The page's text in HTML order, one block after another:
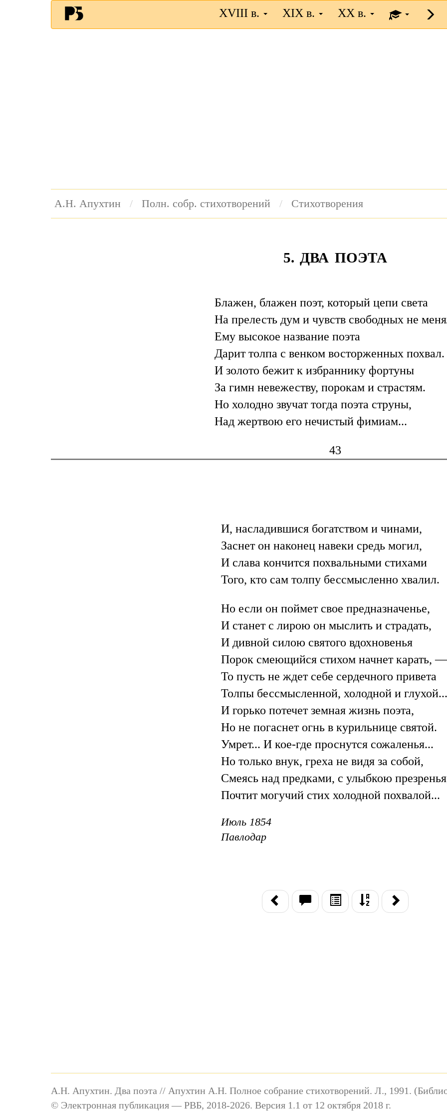
XVIII в. XIX в. XX в.
А.Н. Апухтин Полн. собр. стихотворений Стихотворения
5. ДВА ПОЭТА
Блажен, блажен поэт, который цепи света
На прелесть дум и чувств свободных не
Ему высокое название поэта
Дарит толпа с венком восторженных похвал.
И золото бежит к избраннику фортуны
За гимн невежеству, порокам и страстям.
Но холодно звучат тогда поэта струны,
Над жертвою его нечистый фимиам...
43
И, насладившися богатством и чинами,
Заснет он наконец навеки средь могил,
И слава кончится похвальными стихами
Того, кто сам толпу бессмысленно хвалил.
Но если он поймет свое предназначенье,
И станет с лирою он мыслить и страдать,
И дивной силою святого вдохновенья
Порок смеющийся стихом начнет карать, —
То пусть не ждет себе сердечного привета
Толпы бессмысленной, холодной и глухой...
И горько потечет земная жизнь поэта,
Но не погаснет огнь в курильнице святой.
Умрет... И кое-где проснутся сожаленья...
Но только внук, греха не видя за собой,
Смеясь над предками, с улыбкою
Почтит могучий стих холодной похвалой...
Июль 1854
Павлодар
А.Н. Апухтин. Два поэта // Апухтин А.Н. Полное собрание стихотворений. Л., 1991.
© Электронная публикация — РВБ, 2018-2026. Версия 1.1 от 12 октября 2018 г.